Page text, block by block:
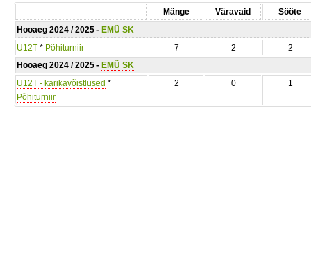
Mänge Väravaid
Sööte
Hooaeg 2024 / 2025 - EMÜ SK
U12T * Põhiturniir 7 2
2
Hooaeg 2024 / 2025 - EMÜ SK
U12T - karikavõistlused *
Põhiturniir
2 0 1